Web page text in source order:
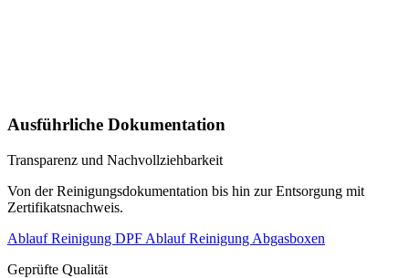
Ausführliche Dokumentation
Transparenz und Nachvollziehbarkeit
Von der Reinigungsdokumentation bis hin zur Entsorgung mit
Zertifikatsnachweis.
Ablauf Reinigung DPF Ablauf Reinigung Abgasboxen
Geprüfte Qualität